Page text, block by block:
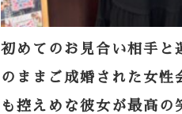
初めてのお見合い相手と
のままご成婚された女性
も控えめな彼女が最高の